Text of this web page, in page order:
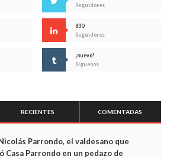
Seguidores
830
Seguidores
¡nuevo!
Síguenos
RECIENTES COMENTADAS
Parrondo, el valdesano que
Casa Parrondo en un pedazo de